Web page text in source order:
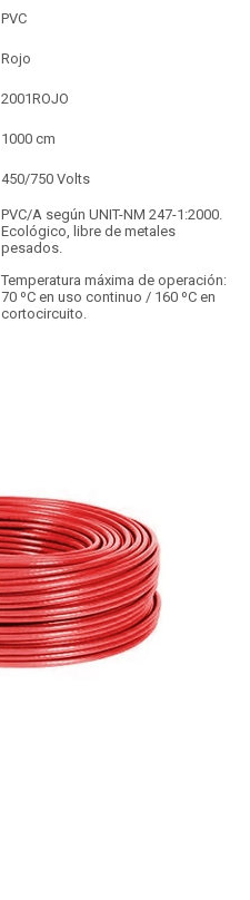
PVC
Rojo
2001ROJO
1000 cm
450/750 Volts
PVC/A según UNIT-NM 247-1:2000.
Ecológico, libre de metales
pesados.
Temperatura máxima de operación:
70 ºC en uso continuo / 160 ºC en
cortocircuito.